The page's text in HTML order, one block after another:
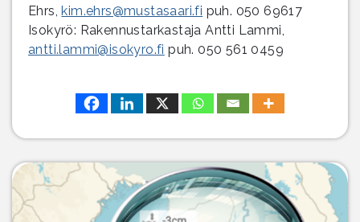
Ehrs,kim.ehrs@mustasaari.fi puh. 050 69617
Isokyrö: Rakennustarkastaja Antti Lammi,
antti.lammi@isokyro.fi puh. 050 561 0459